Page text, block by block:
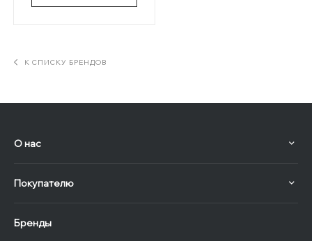
К СПИСКУ БРЕНДОВ
О нас
Покупателю
Бренды